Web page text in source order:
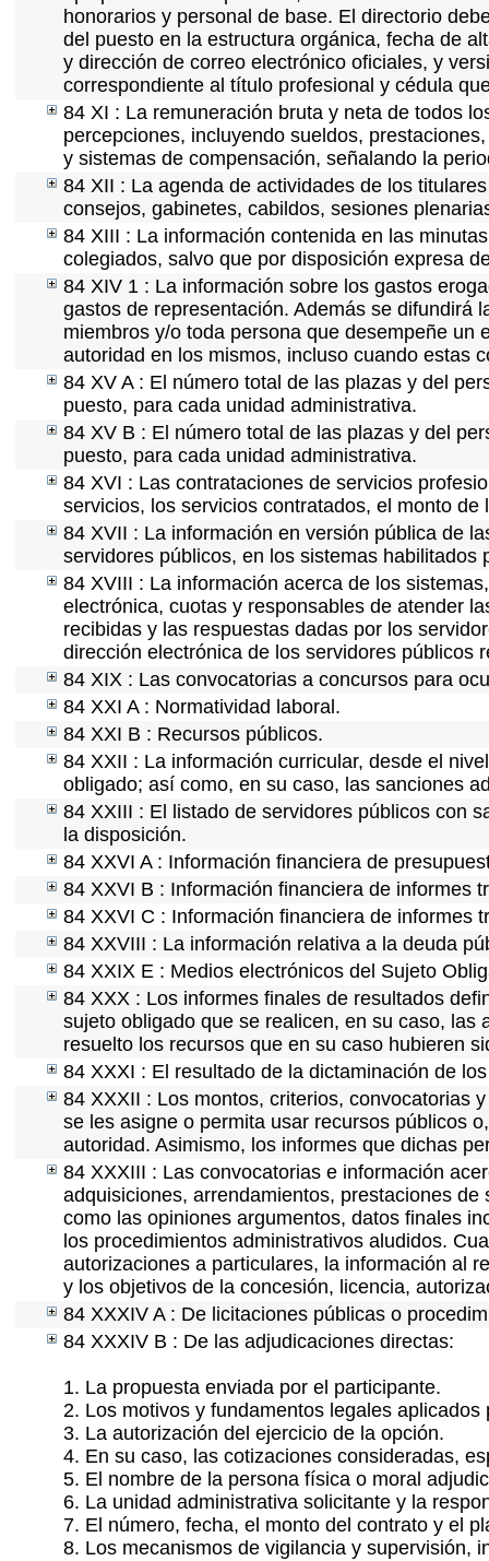
honorarios y personal de base. El directorio
del puesto en la estructura orgánica, fecha de
y dirección de correo electrónico oficiales, y
correspondiente al título profesional y cédula
84 XI : La remuneración bruta y neta de todos
percepciones, incluyendo sueldos,
y sistemas de compensación, señalando la
84 XII : La agenda de actividades de los
consejos, gabinetes, cabildos, sesiones
84 XIII : La información contenida en las
colegiados, salvo que por disposición expresa
84 XIV 1 : La información sobre los gastos
gastos de representación. Además se difundirá
miembros y/o toda persona que desempeñe
autoridad en los mismos, incluso cuando estas
84 XV A : El número total de las plazas y del
puesto, para cada unidad administrativa.
84 XV B : El número total de las plazas y del
puesto, para cada unidad administrativa.
84 XVI : Las contrataciones de servicios
servicios, los servicios contratados, el monto
84 XVII : La información en versión pública de
servidores públicos, en los sistemas habilitados
84 XVIII : La información acerca de los
electrónica, cuotas y responsables de atender
recibidas y las respuestas dadas por los
dirección electrónica de los servidores públicos
84 XIX : Las convocatorias a concursos para
84 XXI A : Normatividad laboral.
84 XXI B : Recursos públicos.
84 XXII : La información curricular, desde el
obligado; así como, en su caso, las sanciones
84 XXIII : El listado de servidores públicos con
la disposición.
84 XXVI A : Información financiera de
84 XXVI B : Información financiera de informes
84 XXVI C : Información financiera de informes
84 XXVIII : La información relativa a la deuda
84 XXIX E : Medios electrónicos del Sujeto
84 XXX : Los informes finales de resultados
sujeto obligado que se realicen, en su caso,
resuelto los recursos que en su caso hubieren
84 XXXI : El resultado de la dictaminación de
84 XXXII : Los montos, criterios, convocatorias
se les asigne o permita usar recursos públicos
autoridad. Asimismo, los informes que dichas
84 XXXIII : Las convocatorias e información
adquisiciones, arrendamientos, prestaciones
como las opiniones argumentos, datos finales
los procedimientos administrativos aludidos.
autorizaciones a particulares, la información al
y los objetivos de la concesión, licencia,
84 XXXIV A : De licitaciones públicas o
84 XXXIV B : De las adjudicaciones directas:
1. La propuesta enviada por el participante.
2. Los motivos y fundamentos legales aplicados
3. La autorización del ejercicio de la opción.
4. En su caso, las cotizaciones consideradas,
5. El nombre de la persona física o moral
6. La unidad administrativa solicitante y la
7. El número, fecha, el monto del contrato y el
8. Los mecanismos de vigilancia y supervisión,